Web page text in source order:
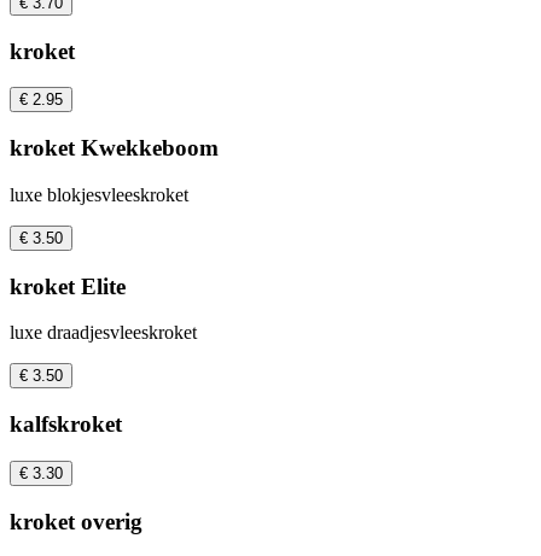
kroket
€ 2.95
kroket Kwekkeboom
luxe blokjesvleeskroket
€ 3.50
kroket Elite
luxe draadjesvleeskroket
€ 3.50
kalfskroket
€ 3.30
kroket overig